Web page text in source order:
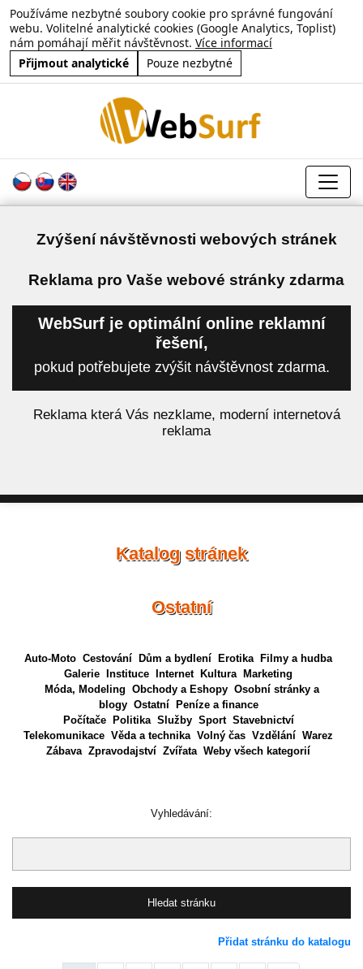
Používáme nezbytné soubory cookie pro správné fungování
webu. Volitelné analytické cookies (Google Analytics, Toplist)
nám pomáhají měřit návštěvnost. Více informací
Přijmout analytické
Pouze nezbytné
Zvýšení návštěvnosti webových stránek
Reklama pro Vaše webové stránky zdarma
WebSurf je optimální online reklamní
řešení,
pokud potřebujete zvýšit návštěvnost zdarma.
Reklama která Vás nezklame, moderní internetová
reklama
Katalog stránek
Ostatní
Auto-Moto Cestování Dům a bydlení Erotika
Filmy a hudba
Galerie
Instituce Internet Kultura
Marketing
Móda, Modeling Obchody a Eshopy Osobní stránky a
blogy Ostatní
Peníze a finance
Počítače
Politika Služby Sport Stavebnictví
Telekomunikace Věda a technika Volný čas Vzdělání Warez
Zábava Zpravodajství Zvířata Weby všech kategorií
Vyhledávání:
Přidat stránku do katalogu